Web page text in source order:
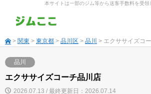
本サイトは一部のジム等から送客手数料を受領
> 関東 > 東京都 > 品川区 > 品川 > エクササイズコ
品川
エクササイズコーチ品川店
2026.07.13 / 最終更新日：2026.07.14